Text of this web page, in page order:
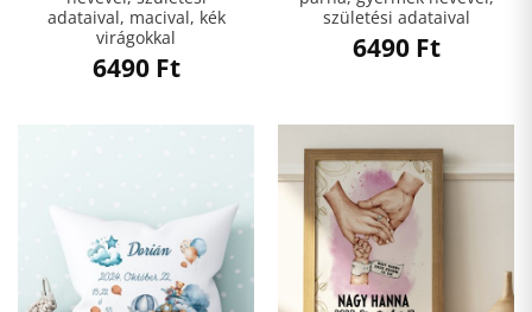
adataival, macival, kék
virágokkal
6490 Ft
születési adataival
6490 Ft